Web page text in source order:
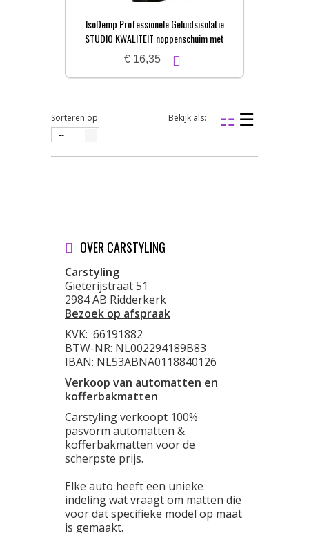
IsoDemp Professionele Geluidsisolatie
STUDIO KWALITEIT noppenschuim met
zelfkl. laag | 3x50x100cm
€ 16,35
Sorteren op:
--
Bekijk als:
OVER CARSTYLING
Carstyling
Gieterijstraat 51
2984 AB Ridderkerk
Bezoek op afspraak
KVK: 66191882
BTW-NR: NL002294189B83
IBAN: NL53ABNA0118840126
Verkoop van automatten en
kofferbakmatten
Carstyling verkoopt 100%
pasvorm automatten &
kofferbakmatten voor de
scherpste prijs.
Elke auto heeft een unieke
indeling wat vraagt om matten die
voor dat specifieke model op maat
is gemaakt.